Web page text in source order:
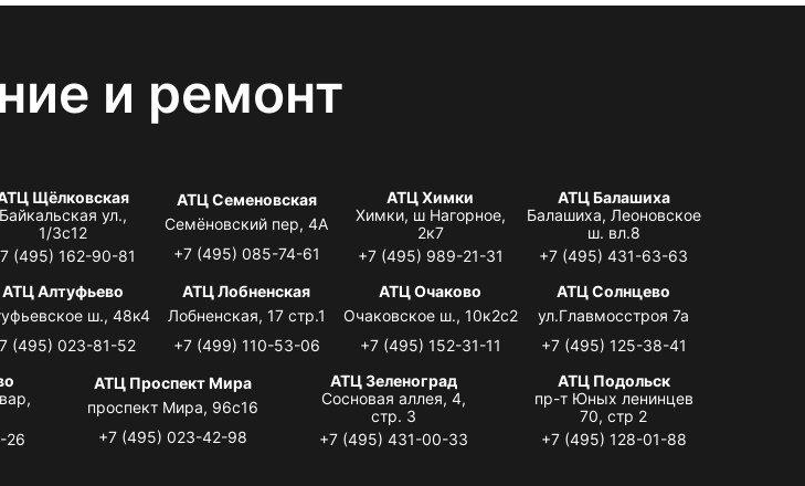
и ремонт
Щёлковская
Байкальская ул.,
1/3с12
(495) 162-90-81
АТЦ Семеновская
Семёновский пер, 4А
+7 (495) 085-74-61
АТЦ Химки
Химки, ш Нагорное,
2к7
+7 (495) 989-21-31
АТЦ Балашиха
Балашиха, Леоновское
ш. вл.8
+7 (495) 431-63-63
АТЦ Алтуфьево
ш., 48к4
(495) 023-81-52
АТЦ Лобненская
Лобненская, 17 стр.1
+7 (499) 110-53-06
АТЦ Очаково
Очаковское ш., 10к2с2
+7 (495) 152-31-11
АТЦ Солнцево
ул.Главмосстроя 7а
+7 (495) 125-38-41
26
АТЦ Проспект Мира
проспект Мира, 96с16
+7 (495) 023-42-98
АТЦ Зеленоград
Сосновая аллея, 4,
стр. 3
+7 (495) 431-00-33
АТЦ Подольск
пр-т Юных ленинцев
70, стр 2
+7 (495) 128-01-88